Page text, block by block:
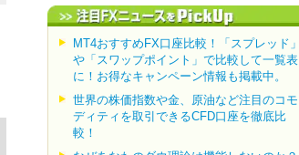
MT4おすすめFX口座比較！「スプレッド」
や「スワップポイント」で比較して一覧表
に！お得なキャンペーン情報も掲載中。
世界の株価指数や金、原油など注目のコモ
ディティを取引できるCFD口座を徹底比
較！